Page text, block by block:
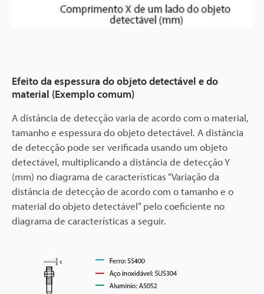
Efeito da espessura do objeto detectável e do
material (Exemplo comum)
A distância de detecção varia de acordo com o material,
tamanho e espessura do objeto detectável. A distância
de detecção pode ser verificada usando um objeto
detectável, multiplicando a distância de detecção Y
(mm) no diagrama de características “Variação da
distância de detecção de acordo com o tamanho e o
material do objeto detectável” pelo coeficiente no
diagrama de características a seguir.